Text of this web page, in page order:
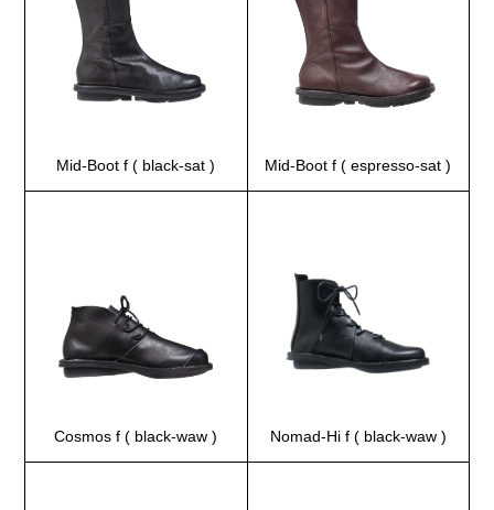
Mid-Boot f ( black-sat ) Mid-Boot f ( espresso-sat )
Cosmos f ( black-waw ) Nomad-Hi f ( black-waw )